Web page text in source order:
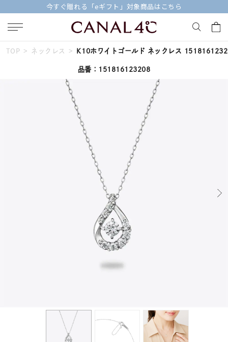
今すぐ贈れる「eギフト」対象商品はこちら
キーワードで検索する
人気検索キーワード
#ペア #ダイヤモンド ネックレス
#くまのプーさん
TOP ネックレス K10ホワイトゴールド ネックレス
品番：151816123208